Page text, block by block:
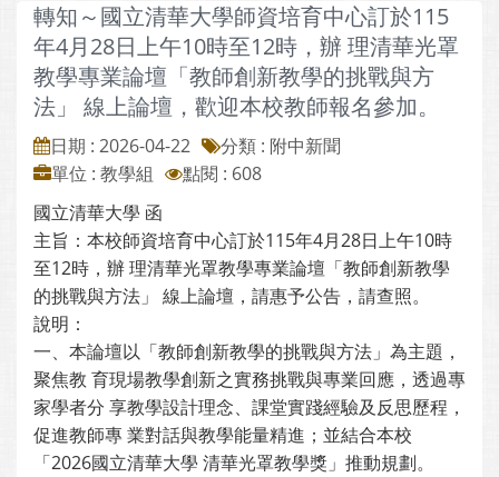
轉知～國立清華大學師資培育中心訂於115
年4月28日上午10時至12時，辦 理清華光罩
教學專業論壇「教師創新教學的挑戰與方
法」 線上論壇，歡迎本校教師報名參加。
日期 : 2026-04-22
分類 : 附中新聞
單位 : 教學組
點閱 : 608
國立清華大學 函
主旨：本校師資培育中心訂於115年4月28日上午10時
至12時，辦 理清華光罩教學專業論壇「教師創新教學
的挑戰與方法」 線上論壇，請惠予公告，請查照。
說明：
一、本論壇以「教師創新教學的挑戰與方法」為主題，
聚焦教 育現場教學創新之實務挑戰與專業回應，透過專
家學者分 享教學設計理念、課堂實踐經驗及反思歷程，
促進教師專 業對話與教學能量精進；並結合本校
「2026國立清華大學 清華光罩教學獎」推動規劃。